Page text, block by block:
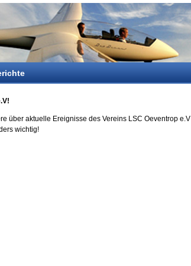
über aktuelle Ereignisse des Vereins LSC Oeventrop e.V
wichtig!